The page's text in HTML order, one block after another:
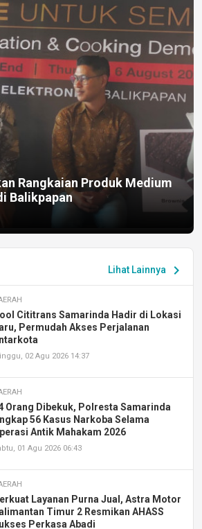
Rangkaian Produk Medium
Balikpapan
Lihat Lainnya chevron_right
Cititrans Samarinda Hadir di Lokasi
Permudah Akses Perjalanan
02 Agu 2026 14:37
Orang Dibekuk, Polresta Samarinda
56 Kasus Narkoba Selama
Antik Mahakam 2026
01 Agu 2026 06:43
Layanan Purna Jual, Astra Motor
Timur 2 Resmikan AHASS
Perkasa Abadi